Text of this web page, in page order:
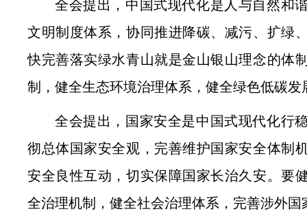
全会提出，中国式现代化是人与自然和
文明制度体系，协同推进降碳、减污、扩绿
快完善落实绿水青山就是金山银山理念的体
制，健全生态环境治理体系，健全绿色低碳发
全会提出，国家安全是中国式现代化行
彻总体国家安全观，完善维护国家安全体制
安全良性互动，切实保障国家长治久安。要
全治理机制，健全社会治理体系，完善涉外国